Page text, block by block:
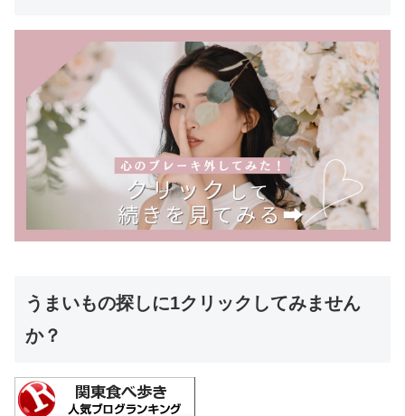
うまいもの探しに1クリックしてみません
か？